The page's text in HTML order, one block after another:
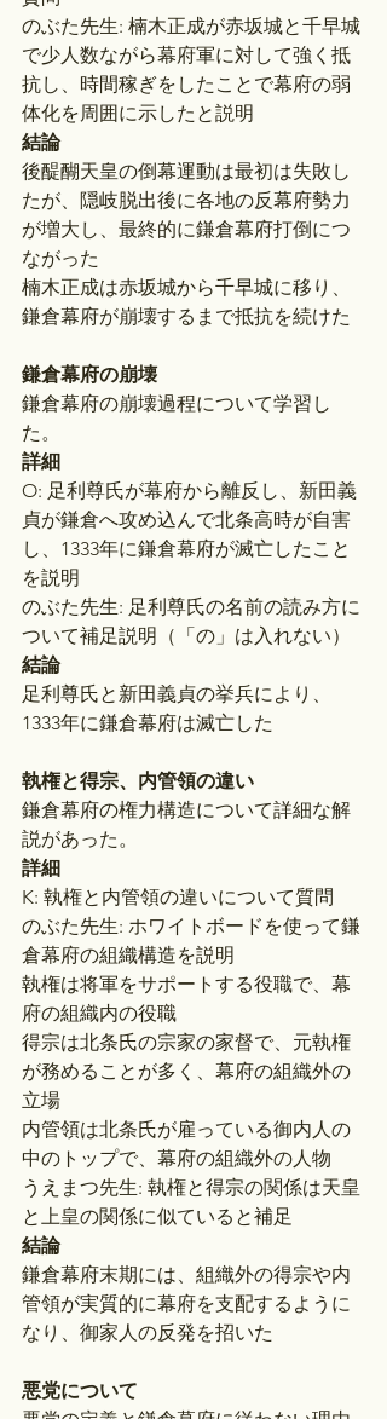
のぶた先生: 楠木正成が赤坂城と千早城
で少人数ながら幕府軍に対して強く抵
抗し、時間稼ぎをしたことで幕府の弱
体化を周囲に示したと説明
結論
後醍醐天皇の倒幕運動は最初は失敗し
たが、隠岐脱出後に各地の反幕府勢力
が増大し、最終的に鎌倉幕府打倒につ
ながった
楠木正成は赤坂城から千早城に移り、
鎌倉幕府が崩壊するまで抵抗を続けた
鎌倉幕府の崩壊
鎌倉幕府の崩壊過程について学習し
た。
詳細
O: 足利尊氏が幕府から離反し、新田義
貞が鎌倉へ攻め込んで北条高時が自害
し、1333年に鎌倉幕府が滅亡したこと
を説明
のぶた先生: 足利尊氏の名前の読み方に
ついて補足説明（「の」は入れない）
結論
足利尊氏と新田義貞の挙兵により、
1333年に鎌倉幕府は滅亡した
執権と得宗、内管領の違い
鎌倉幕府の権力構造について詳細な解
説があった。
詳細
K: 執権と内管領の違いについて質問
のぶた先生: ホワイトボードを使って鎌
倉幕府の組織構造を説明
執権は将軍をサポートする役職で、幕
府の組織内の役職
得宗は北条氏の宗家の家督で、元執権
が務めることが多く、幕府の組織外の
立場
内管領は北条氏が雇っている御内人の
中のトップで、幕府の組織外の人物
うえまつ先生: 執権と得宗の関係は天皇
と上皇の関係に似ていると補足
結論
鎌倉幕府末期には、組織外の得宗や内
管領が実質的に幕府を支配するように
なり、御家人の反発を招いた
悪党について